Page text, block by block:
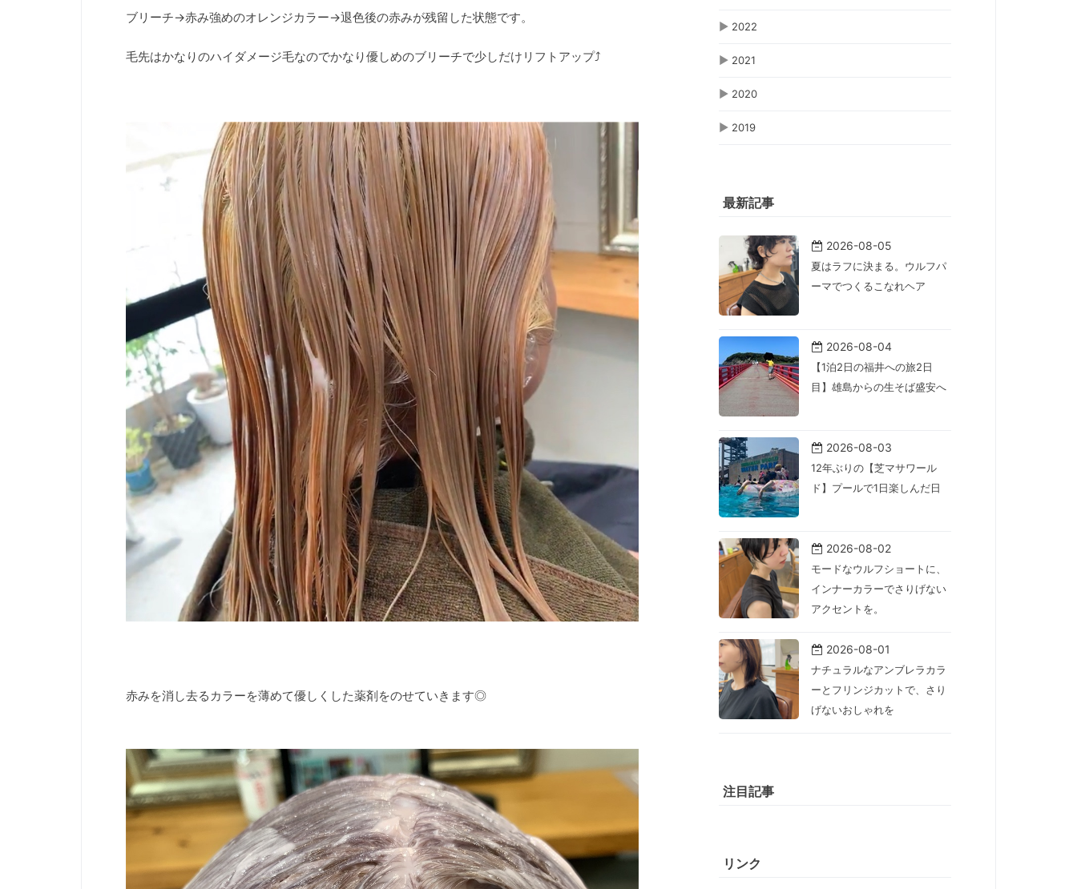
ブリーチ→赤み強めのオレンジカラー→退色後の赤みが残留した状態です。
毛先はかなりのハイダメージ毛なのでかなり優しめのブリーチで少しだけリフトアップ⤴︎
赤みを消し去るカラーを薄めて優しくした薬剤をのせていきます◎
▶ 2022
▶ 2021
▶ 2020
▶ 2019
最新記事
2026-08-05
夏はラフに決まる。ウルフパ
ーマでつくるこなれヘア
2026-08-04
【1泊2日の福井への旅2日
目】雄島からの生そば盛安へ
2026-08-03
12年ぶりの【芝マサワール
ド】プールで1日楽しんだ日
2026-08-02
モードなウルフショートに、
インナーカラーでさりげない
アクセントを。
2026-08-01
ナチュラルなアンブレラカラ
ーとフリンジカットで、さり
げないおしゃれを
注目記事
リンク